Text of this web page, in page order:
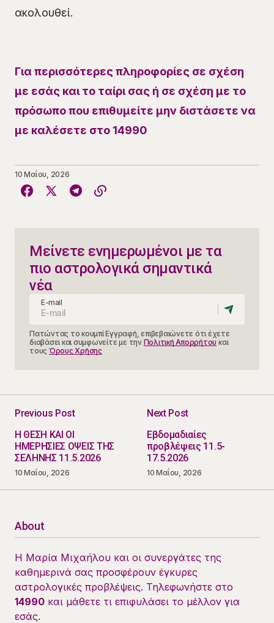
ακολουθεί.
Για περισσότερες πληροφορίες σε σχέση
με εσάς και το ταίρι σας ή σε σχέση με το
πρόσωπο που επιθυμείτε μην διστάσετε να
με καλέσετε στο 14990
10 Μαΐου, 2026
Μείνετε ενημερωμένοι με τα
πιο αστρολογικά σημαντικά
νέα
E-mail
Πατώντας το κουμπί Εγγραφή, επιβεβαιώνετε ότι έχετε
διαβάσει και συμφωνείτε με την Πολιτική Απορρήτου και
τους Όρους Χρήσης
Previous Post
Η ΘΕΣΗ ΚΑΙ ΟΙ
ΗΜΕΡΗΣΙΕΣ ΟΨΕΙΣ ΤΗΣ
ΣΕΛΗΝΗΣ 11.5.2026
10 Μαΐου, 2026
Next Post
Εβδομαδιαίες
προβλέψεις 11.5-
17.5.2026
10 Μαΐου, 2026
About
Η Μαρία Μιχαήλου και οι συνεργάτες της
καθημερινά σας προσφέρουν έγκυρες
αστρολογικές προβλέψεις. Τηλεφωνήστε στο
14990 και μάθετε τι επιφυλάσει το μέλλον για
εσάς.